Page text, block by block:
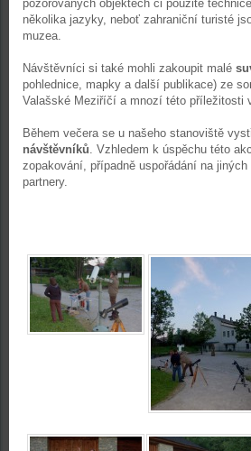
pozorovaných objektech či použité
několika jazyky, neboť zahraniční turisté
muzea.
Návštěvníci si také mohli zakoupit malé
pohlednice, mapky a další publikace) ze
Valašské Meziříčí a mnozí této příležitosti
Během večera se u našeho stanoviště
návštěvníků. Vzhledem k úspěchu této
zopakování, případně uspořádání na
partnery.